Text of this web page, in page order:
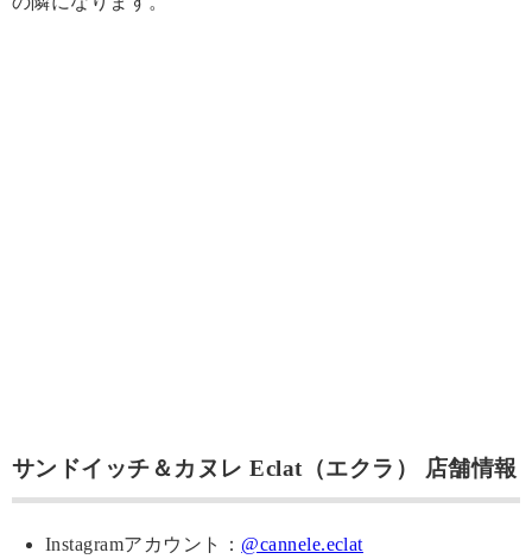
サンドイッチ＆カヌレ Eclat（エクラ） 店舗情報
Instagramアカウント： @cannele.eclat